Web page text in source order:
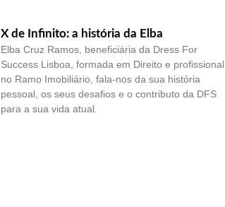
X de Infinito: a história da Elba
Elba Cruz Ramos, beneficiária da Dress For
Success Lisboa, formada em Direito e profissional
no Ramo Imobiliário, fala-nos da sua história
pessoal, os seus desafios e o contributo da DFS
para a sua vida atual.